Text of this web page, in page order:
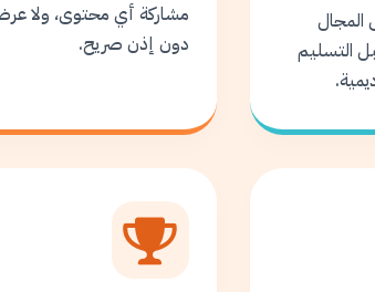
التسليم
مشاركة أي محتوى، ولا
دون إذن صريح.